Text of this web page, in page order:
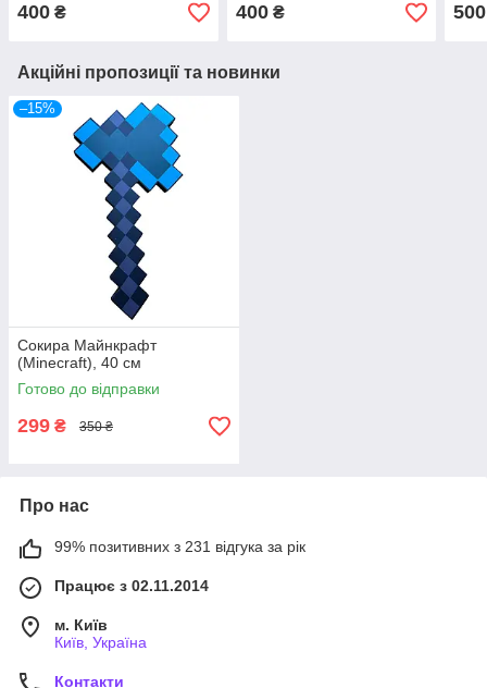
400 ₴ 400₴ 500
Акційні пропозиції та новинки
–15%
Сокира Майнкрафт
(Minecraft), 40 см
Готово до відправки
299 ₴ 350 ₴
Про нас
99% позитивних з 231 відгука за рік
Працює з 02.11.2014
м. Київ
Київ, Україна
Контакти